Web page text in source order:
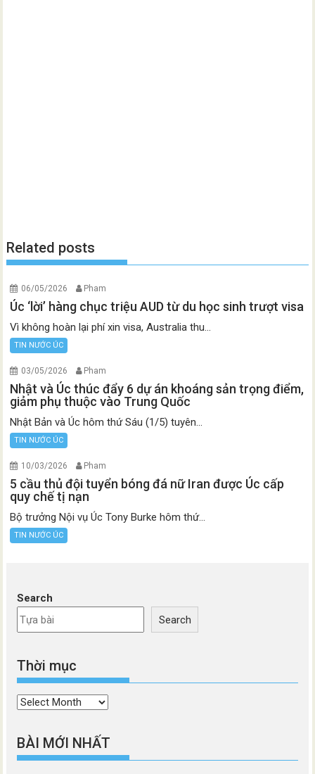
Related posts
06/05/2026 Pham
Úc ‘lời’ hàng chục triệu AUD từ du học sinh trượt visa
Vì không hoàn lại phí xin visa, Australia thu...
TIN NƯỚC ÚC
03/05/2026 Pham
Nhật và Úc thúc đẩy 6 dự án khoáng sản trọng điểm,
giảm phụ thuộc vào Trung Quốc
Nhật Bản và Úc hôm thứ Sáu (1/5) tuyên...
TIN NƯỚC ÚC
10/03/2026 Pham
5 cầu thủ đội tuyển bóng đá nữ Iran được Úc cấp
quy chế tị nạn
Bộ trưởng Nội vụ Úc Tony Burke hôm thứ...
TIN NƯỚC ÚC
Search
Search
Thời mục
Thời
BÀI MỚI NHẤT